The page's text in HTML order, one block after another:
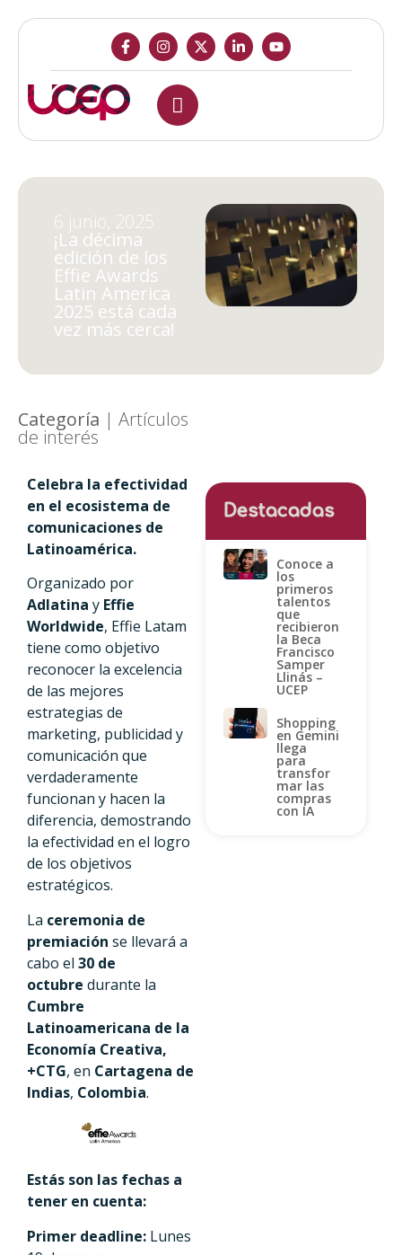
6 junio, 2025
¡La décima
edición de los
Effie Awards
Latin America
2025 está cada
vez más cerca!
Categoría | Artículos
de interés
Celebra la efectividad
en el ecosistema de
comunicaciones de
Latinoamérica.
Organizado por
Adlatina y Effie
Worldwide, Effie Latam
tiene como objetivo
reconocer la excelencia
de las mejores
estrategias de
marketing, publicidad y
comunicación que
verdaderamente
funcionan y hacen la
diferencia, demostrando
la efectividad en el logro
de los objetivos
estratégicos.
La ceremonia de
premiación se llevará a
cabo el 30 de
octubre durante la
Cumbre
Latinoamericana de la
Economía Creativa,
+CTG, en Cartagena de
Indias, Colombia.
Estás son las fechas a
tener en cuenta:
Primer deadline: Lunes
Destacadas
Conoce a
los
primeros
talentos
que
recibieron
la Beca
Francisco
Samper
Llinás –
UCEP
Shopping
en Gemini
llega
para
transfor
mar las
compras
con IA